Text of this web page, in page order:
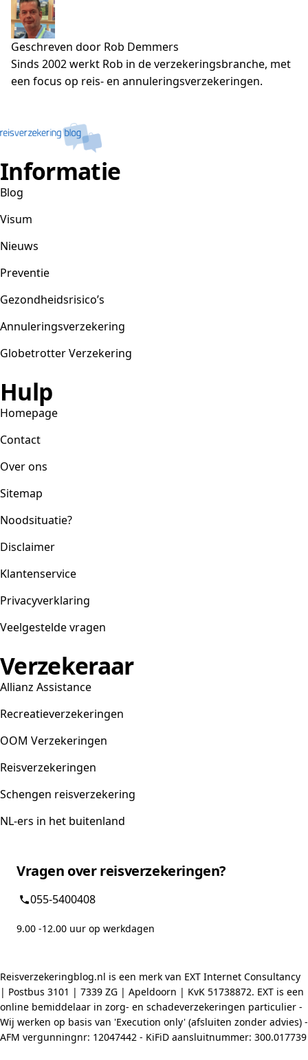
Geschreven door Rob Demmers
Sinds 2002 werkt Rob in de verzekeringsbranche, met
een focus op reis- en annuleringsverzekeringen.
Informatie
Blog
Visum
Nieuws
Preventie
Gezondheidsrisico’s
Annuleringsverzekering
Globetrotter Verzekering
Hulp
Homepage
Contact
Over ons
Sitemap
Noodsituatie?
Disclaimer
Klantenservice
Privacyverklaring
Veelgestelde vragen
Verzekeraar
Allianz Assistance
Recreatieverzekeringen
OOM Verzekeringen
Reisverzekeringen
Schengen reisverzekering
NL-ers in het buitenland
Vragen over reisverzekeringen?
055-5400408
9.00 -12.00 uur op werkdagen
Reisverzekeringblog.nl is een merk van EXT Internet Consultancy
| Postbus 3101 | 7339 ZG | Apeldoorn | KvK 51738872. EXT is een
online bemiddelaar in zorg- en schadeverzekeringen particulier -
Wij werken op basis van 'Execution only' (afsluiten zonder advies) -
AFM vergunningnr: 12047442 - KiFiD aansluitnummer: 300.017739